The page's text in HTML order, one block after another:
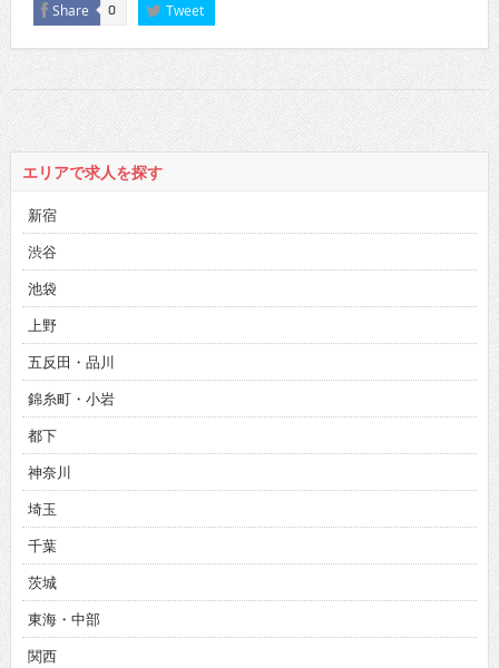
Share 0 Tweet
エリアで求人を探す
新宿
渋谷
池袋
上野
五反田・品川
錦糸町・小岩
都下
神奈川
埼玉
千葉
茨城
東海・中部
関西